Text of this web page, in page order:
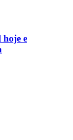
hoje e